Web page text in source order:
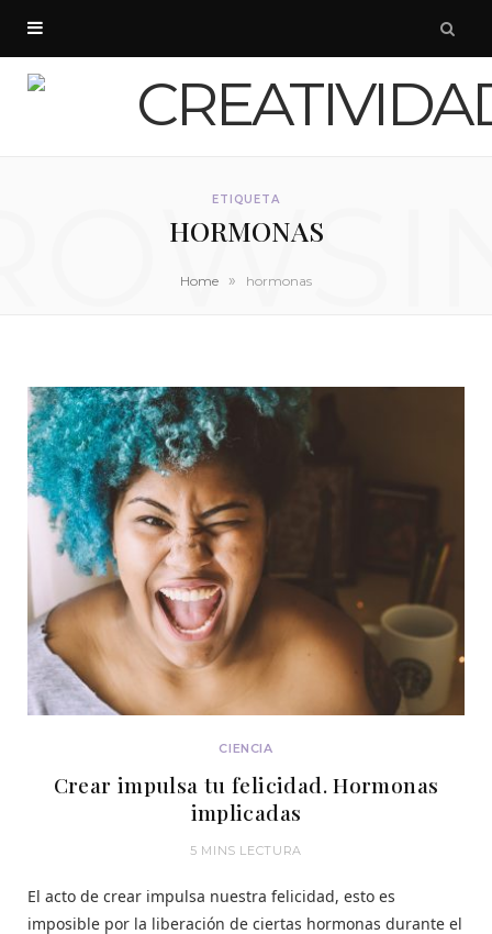
ETIQUETA
HORMONAS
Home » hormonas
CIENCIA
Crear impulsa tu felicidad. Hormonas
implicadas
5 MINS LECTURA
El acto de crear impulsa nuestra felicidad, esto es
imposible por la liberación de ciertas hormonas durante el